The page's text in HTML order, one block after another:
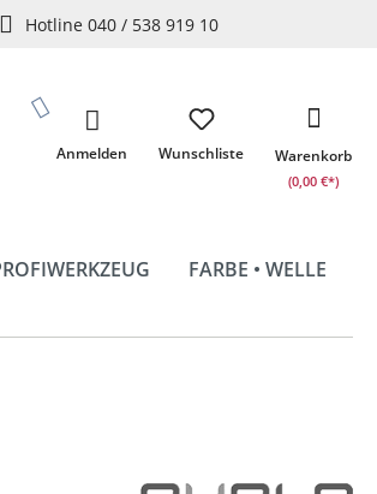
Hotline 040 / 538 919 10
Wunschliste
Anmelden Warenkorb
(0,00 €*)
FARBE • WELLE